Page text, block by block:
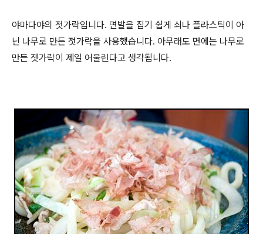
야마다야의 젓가락입니다. 면발을 집기 쉽게 쇠나 플라스틱이 아
닌 나무로 만든 젓가락을 사용했습니다. 아무래도 면에는 나무로
만든 젓가락이 제일 어울린다고 생각됩니다.